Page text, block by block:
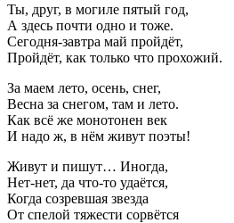
Ты, друг, в могиле пятый год,
А здесь почти одно и тоже.
Сегодня-завтра май пройдёт,
Пройдёт, как только что прохожий.
За маем лето, осень, снег,
Весна за снегом, там и лето.
Как всё же монотонен век
И надо ж, в нём живут поэты!
Живут и пишут… Иногда,
Нет-нет, да что-то удаётся,
Когда созревшая звезда
От спелой тяжести сорвётся